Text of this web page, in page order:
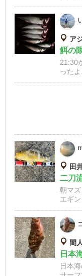
ア
餌の
21:30
ったよ
田
二刀
朝マ
エギ
間人
日本
日本